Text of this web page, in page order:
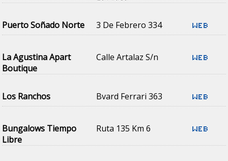
Puerto Soñado Norte 3 De Febrero 334
La Agustina Apart
Boutique
Calle Artalaz S/n
Los Ranchos Bvard Ferrari 363
Bungalows Tiempo
Libre
Ruta 135 Km 6